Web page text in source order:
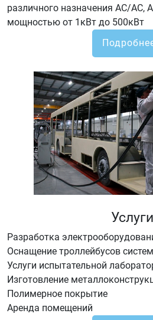
различного назначения AC/AC,
мощностью от 1кВт до 500кВт
Услуги
Разработка
Оснащение троллейбусов
Услуги испытательной
Изготовление
Полимерное покрытие
Аренда помещений